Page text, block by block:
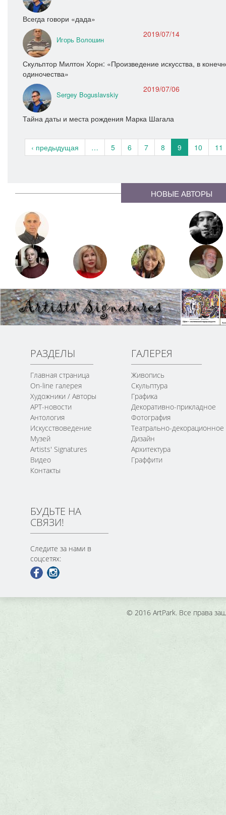
Всегда говори «дада»
Игорь Волошин
2019/07/14
Скульптор Милтон Хорн: «Произведение искусства, в
одиночества»
Sergey Boguslavskiy
2019/07/06
Тайна даты и места рождения Марка Шагала
‹ предыдущая … 5 6 7 8 9 10 11
НОВЫЕ АВТОРЫ
РАЗДЕЛЫ
Главная страница
On-line галерея
Художники / Авторы
АРТ-новости
Антология
Искусствоведение
Музей
Artists' Signatures
Видео
Контакты
ГАЛЕРЕЯ
Живопись
Скульптура
Графика
Декоративно-прикладное
Фотография
Театрально-декорационное
Дизайн
Архитектура
Граффити
БУДЬТЕ НА
СВЯЗИ!
Следите за нами в
соцсетях:
© 2016 ArtPark. Все права